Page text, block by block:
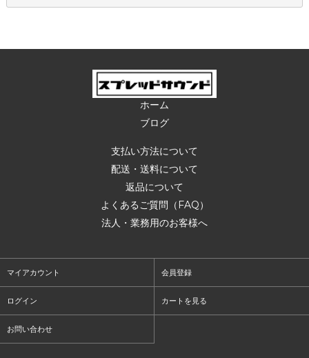
ホーム
ブログ
支払い方法について
配送・送料について
返品について
よくあるご質問（FAQ）
法人・業務用のお客様へ
マイアカウント 会員登録
ログイン カートを見る
お問い合わせ